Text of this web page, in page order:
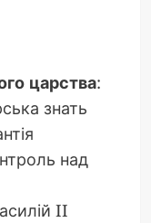
царства:
знать
над
II